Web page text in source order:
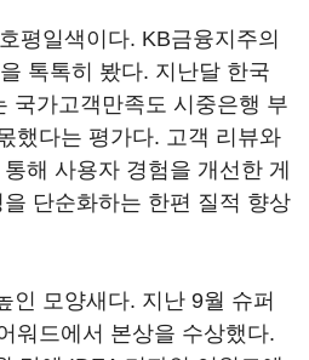
평일색이다. KB금융지주의
톡톡히 봤다. 지난달 한국
국가고객만족도 시중은행 부
했다는 평가다. 고객 리뷰와
해 사용자 경험을 개선한 게
단순화하는 한편 질적 향상
인 모양새다. 지난 9월 슈퍼
워드에서 본상을 수상했다.